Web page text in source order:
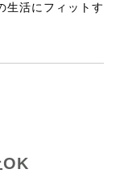
生活にフィットす
OK